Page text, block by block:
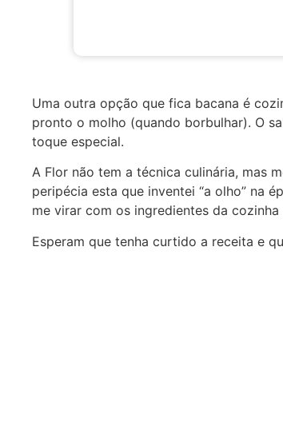
Uma outra opção que fica bacana é
pronto o molho (quando borbulhar). O
toque especial.
A Flor não tem a técnica culinária, mas
peripécia esta que inventei “a olho” na
me virar com os ingredientes da cozinha
Esperam que tenha curtido a receita e